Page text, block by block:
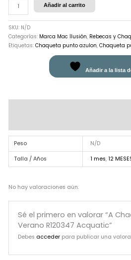
Añadir al carrito
SKU: N/D
Categorías: Marca Mac Ilusión, Rebecas y
Etiquetas: Chaqueta punto azulon, Chaqueta
Añadir a la lista
Peso N/D
Talla / Años 1 mes, 12
No hay valoraciones aún.
Sé el primero en valorar “A
Verano R120347 Acquatic”
Debes acceder para publicar una